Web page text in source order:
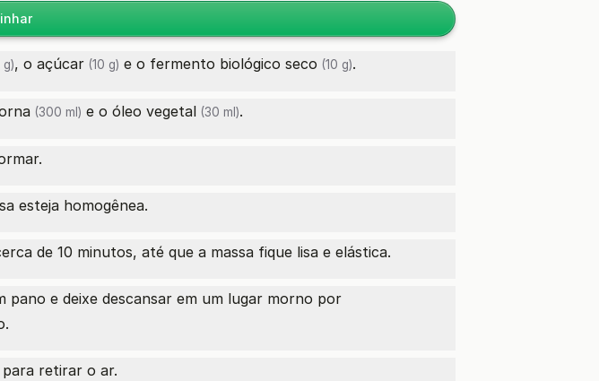
g), o açúcar (10 g) e o fermento biológico seco (10 g).
(300 ml) e o óleo vegetal (30 ml).
esteja homogênea.
de 10 minutos, até que a massa fique lisa e elástica.
pano e deixe descansar em um lugar morno por
retirar o ar.